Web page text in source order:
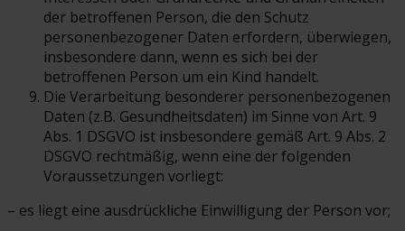
der betroffenen Person, die den Schutz
personenbezogener Daten erfordern, überwiegen,
insbesondere dann, wenn es sich bei der
betroffenen Person um ein Kind handelt.
Die Verarbeitung besonderer personenbezogenen
Daten (z.B. Gesundheitsdaten) im Sinne von Art. 9
Abs. 1 DSGVO ist insbesondere gemäß Art. 9 Abs. 2
DSGVO rechtmäßig, wenn eine der folgenden
Voraussetzungen vorliegt:
– es liegt eine ausdrückliche Einwilligung der Person vor;